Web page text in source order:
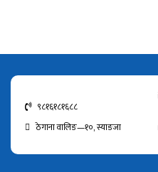
९८१६१८१६८८
ठेगाना वालिङ—१०, स्याङजा